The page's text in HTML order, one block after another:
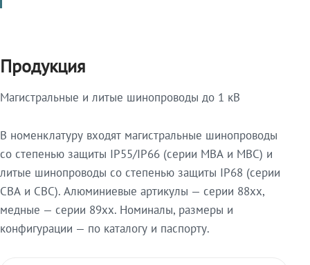
Продукция
Магистральные и литые шинопроводы до 1 кВ
В номенклатуру входят магистральные шинопроводы
со степенью защиты IP55/IP66 (серии МВА и МВС) и
литые шинопроводы со степенью защиты IP68 (серии
СВА и СВС). Алюминиевые артикулы — серии 88xx,
медные — серии 89xx. Номиналы, размеры и
конфигурации — по каталогу и паспорту.